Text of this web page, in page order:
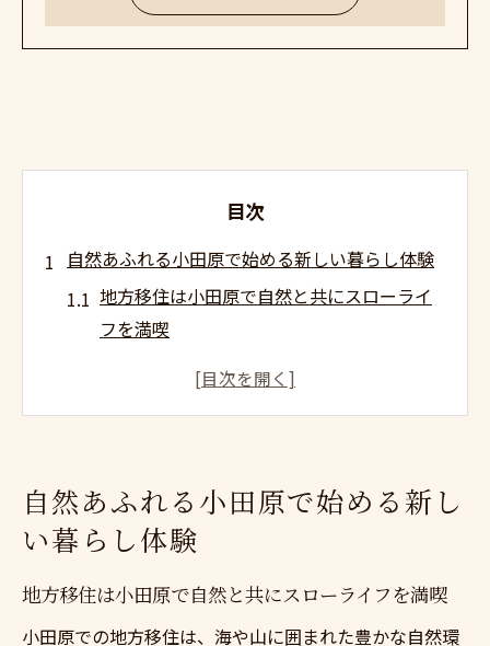
目次
自然あふれる小田原で始める新しい暮らし体験
地方移住は小田原で自然と共にスローライ
フを満喫
都市から小田原へ、スローライフ体験の魅
地方移住は小田原で叶う心身リフレッシュ
生活
方
自然あふれる小田原で始める新し
い暮らし体験
地方移住は小田原で自然と共にスローライフを満喫
小田原での地方移住は、海や山に囲まれた豊かな自然環